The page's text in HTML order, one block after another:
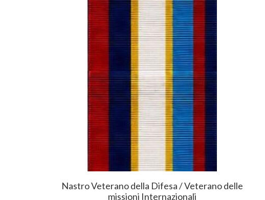
Nastro Veterano della Difesa / Veterano delle
missioni Internazionali